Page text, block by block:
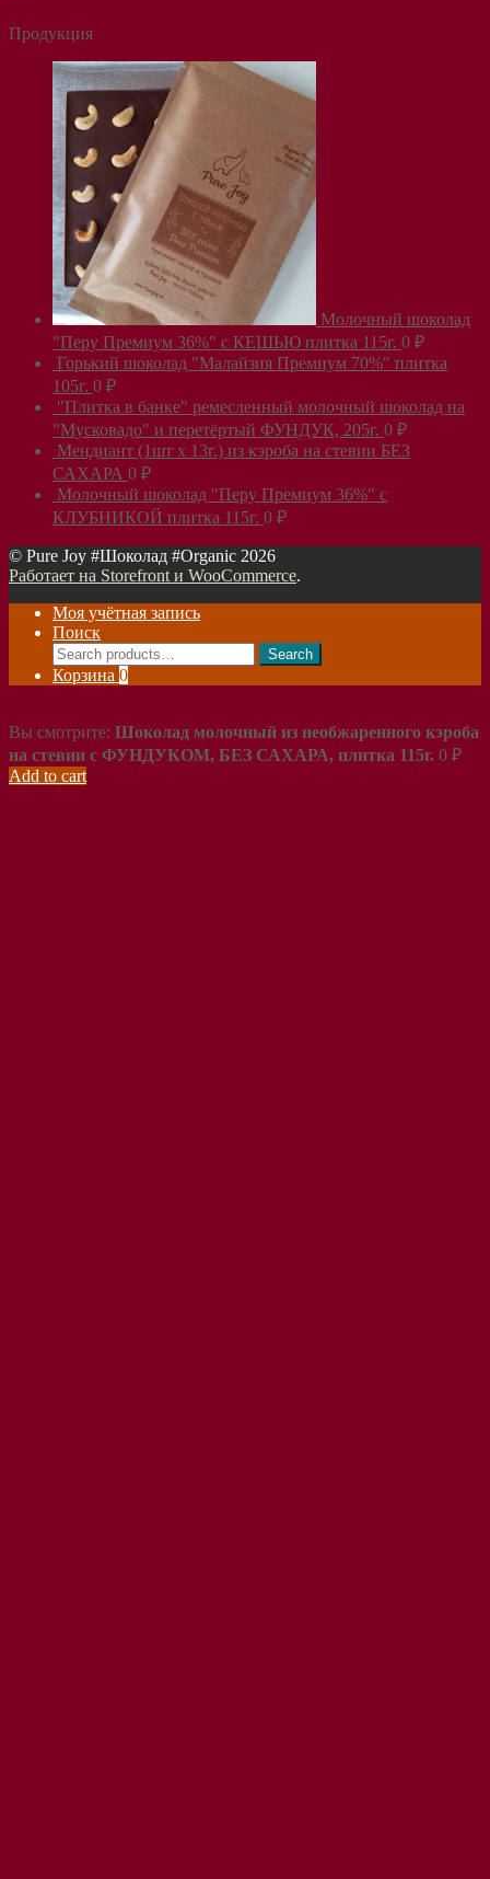
Продукция
Молочный шоколад
"Перу Премиум 36%" с КЕШЬЮ плитка 115г. 0 ₽
Горький шоколад "Малайзия Премиум 70%" плитка
105г. 0 ₽
"Плитка в банке" ремесленный молочный шоколад на
"Мусковадо" и перетёртый ФУНДУК, 205г. 0 ₽
Мендиант (1шт х 13г.) из кэроба на стевии БЕЗ
САХАРА 0 ₽
Молочный шоколад "Перу Премиум 36%" с
КЛУБНИКОЙ плитка 115г. 0 ₽
© Pure Joy #Шоколад #Organic 2026
Работает на Storefront и WooCommerce.
Моя учётная запись
Поиск
Search
for:
Search
Корзина 0
Вы смотрите: Шоколад молочный из необжаренного кэроба
на стевии с ФУНДУКОМ, БЕЗ САХАРА, плитка 115г. 0 ₽
Add to cart